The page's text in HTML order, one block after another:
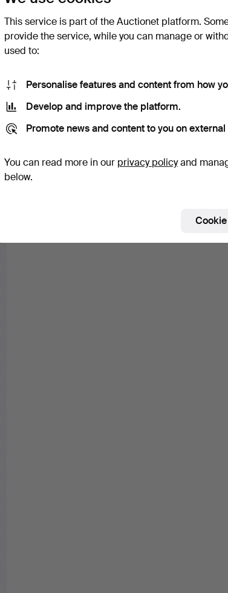
This service is part of the Auctionet platform.
provide the service, while you can manage or
used to:
Personalise features and content from how
Develop and improve the platform.
Promote news and content to you on
You can read more in our privacy policyand
below.